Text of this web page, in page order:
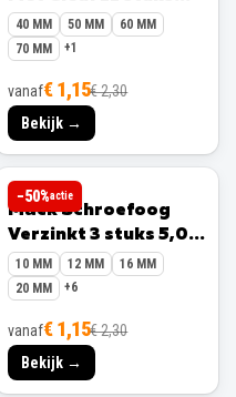
6,0 x 80 mm
40 MM 50 MM
60 MM
70 MM
+1
vanaf€ 1,15€ 2,30
Bekijk →
−50%actie
MACK
Mack Schroefoog
Verzinkt 3 stuks 5,0 x
50 mm
10 MM 12 MM
16 MM
20 MM
+6
vanaf€ 1,15€ 2,30
Bekijk →